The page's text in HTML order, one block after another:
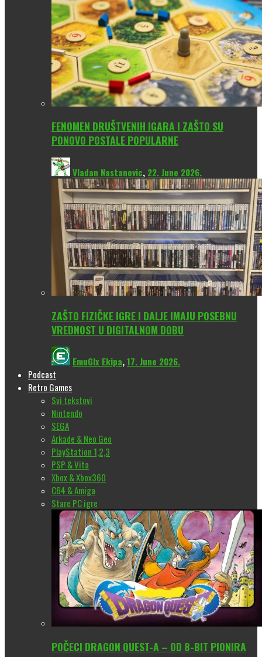
FENOMEN DRUŠTVENIH IGARA I ZAŠTO SU
PONOVO POSTALE POPULARNE
Vladan Nastanovic, 22. June 2026.
ZAŠTO FIZIČKE IGRE I DALJE IMAJU POSEBNU
VREDNOST U DIGITALNOM DOBU
EmuGlx Ekipa,17. June 2026.
Podcast
Retro Games
Svi tekstovi
Nintendo
SEGA
Arkade & Neo Geo
PlayStation 1,2,3
PSP & Vita
Xbox & Xbox360
C64 & Amiga
Stare PC igre
POČECI DRAGON QUEST-A – OD 8-BIT PIONIRA